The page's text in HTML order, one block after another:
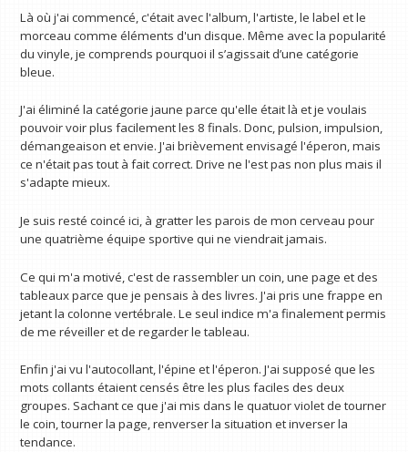
Là où j'ai commencé, c'était avec l'album, l'artiste, le label et le
morceau comme éléments d'un disque. Même avec la popularité
du vinyle, je comprends pourquoi il s’agissait d’une catégorie
bleue.
J'ai éliminé la catégorie jaune parce qu'elle était là et je voulais
pouvoir voir plus facilement les 8 finals. Donc, pulsion, impulsion,
démangeaison et envie. J'ai brièvement envisagé l'éperon, mais
ce n'était pas tout à fait correct. Drive ne l'est pas non plus mais il
s'adapte mieux.
Je suis resté coincé ici, à gratter les parois de mon cerveau pour
une quatrième équipe sportive qui ne viendrait jamais.
Ce qui m'a motivé, c'est de rassembler un coin, une page et des
tableaux parce que je pensais à des livres. J'ai pris une frappe en
jetant la colonne vertébrale. Le seul indice m'a finalement permis
de me réveiller et de regarder le tableau.
Enfin j'ai vu l'autocollant, l'épine et l'éperon. J'ai supposé que les
mots collants étaient censés être les plus faciles des deux
groupes. Sachant ce que j'ai mis dans le quatuor violet de tourner
le coin, tourner la page, renverser la situation et inverser la
tendance.